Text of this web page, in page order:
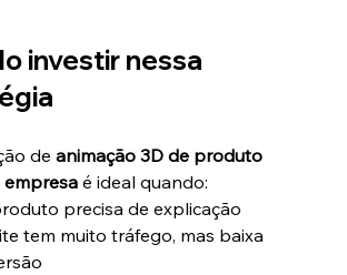
investir nessa
de animação 3D de produto
empresa é ideal quando:
precisa de explicação
tem muito tráfego, mas baixa